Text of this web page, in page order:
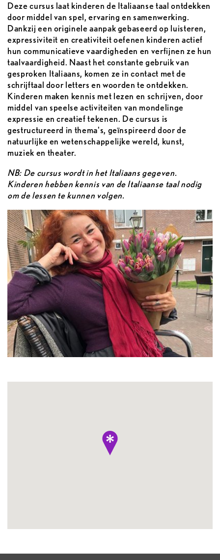
Deze cursus laat kinderen de Italiaanse taal ontdekken
door middel van spel, ervaring en samenwerking.
Dankzij een originele aanpak gebaseerd op luisteren,
expressiviteit en creativiteit oefenen kinderen actief
hun communicatieve vaardigheden en verfijnen ze hun
taalvaardigheid. Naast het constante gebruik van
gesproken Italiaans, komen ze in contact met de
schrijftaal door letters en woorden te ontdekken.
Kinderen maken kennis met lezen en schrijven, door
middel van speelse activiteiten van mondelinge
expressie en creatief tekenen. De cursus is
gestructureerd in thema's, geïnspireerd door de
natuurlijke en wetenschappelijke wereld, kunst,
muziek en theater.
NB: De cursus wordt in het Italiaans gegeven.
Kinderen hebben kennis van de Italiaanse taal nodig
om de lessen te kunnen volgen.